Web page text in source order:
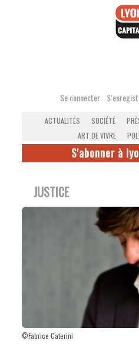
Se connecter
ACTUALITÉS SOCIÉTÉ
ART DE VIVRE
S'abonner à
JUSTICE
©Fabrice Caterini